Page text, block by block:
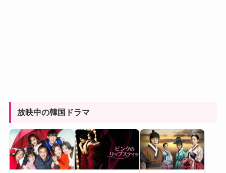
放映中の韓国ドラマ